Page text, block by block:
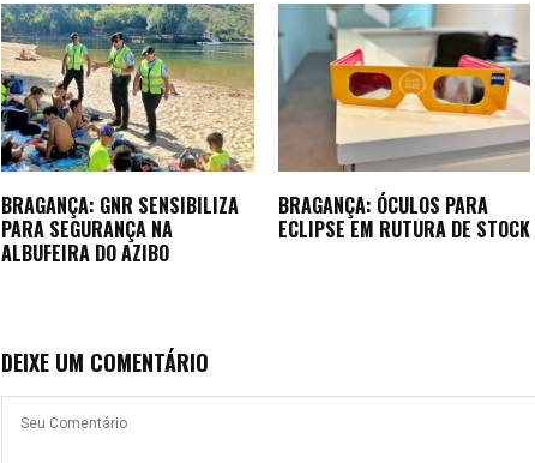
BRAGANÇA: GNR SENSIBILIZA
PARA SEGURANÇA NA
ALBUFEIRA DO AZIBO
BRAGANÇA: ÓCULOS PARA
ECLIPSE EM RUTURA DE STOCK
DEIXE UM COMENTÁRIO